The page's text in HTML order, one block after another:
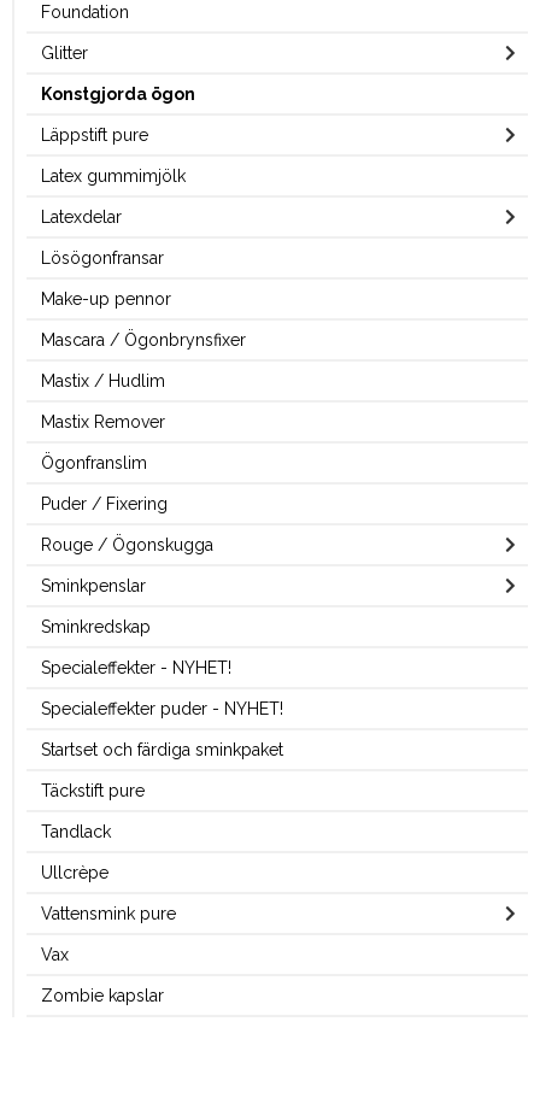
Foundation
Glitter
Konstgjorda ögon
Läppstift pure
Latex gummimjölk
Latexdelar
Lösögonfransar
Make-up pennor
Mascara / Ögonbrynsfixer
Mastix / Hudlim
Mastix Remover
Ögonfranslim
Puder / Fixering
Rouge / Ögonskugga
Sminkpenslar
Sminkredskap
Specialeffekter - NYHET!
Specialeffekter puder - NYHET!
Startset och färdiga sminkpaket
Täckstift pure
Tandlack
Ullcrèpe
Vattensmink pure
Vax
Zombie kapslar